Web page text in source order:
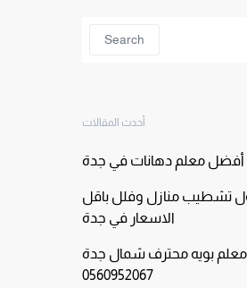
Search
أحدث المقالات
| أفضل معلم دهانات في جدة
تشطيب منازل وفلل باقل
الاسعار في جدة
بويه محترف شمال جدة
0560952067